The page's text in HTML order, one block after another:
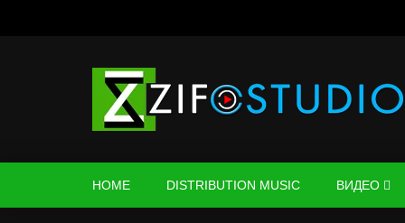
HOME DISTRIBUTION MUSIC ВИДЕО